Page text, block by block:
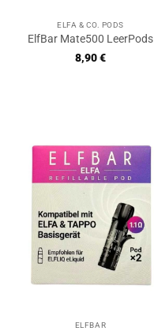
ELFA & CO. PODS
ElfBar Mate500 LeerPods
8,90€
ELFBAR